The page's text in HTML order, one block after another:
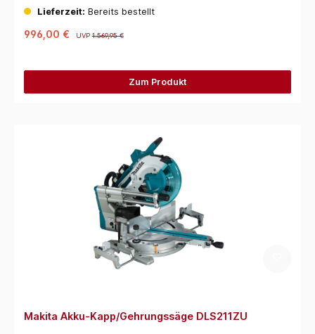
Lieferzeit: Bereits bestellt
996,00 € UVP1.569,95 €
Zum Produkt
Makita Akku-Kapp/Gehrungssäge DLS211ZU